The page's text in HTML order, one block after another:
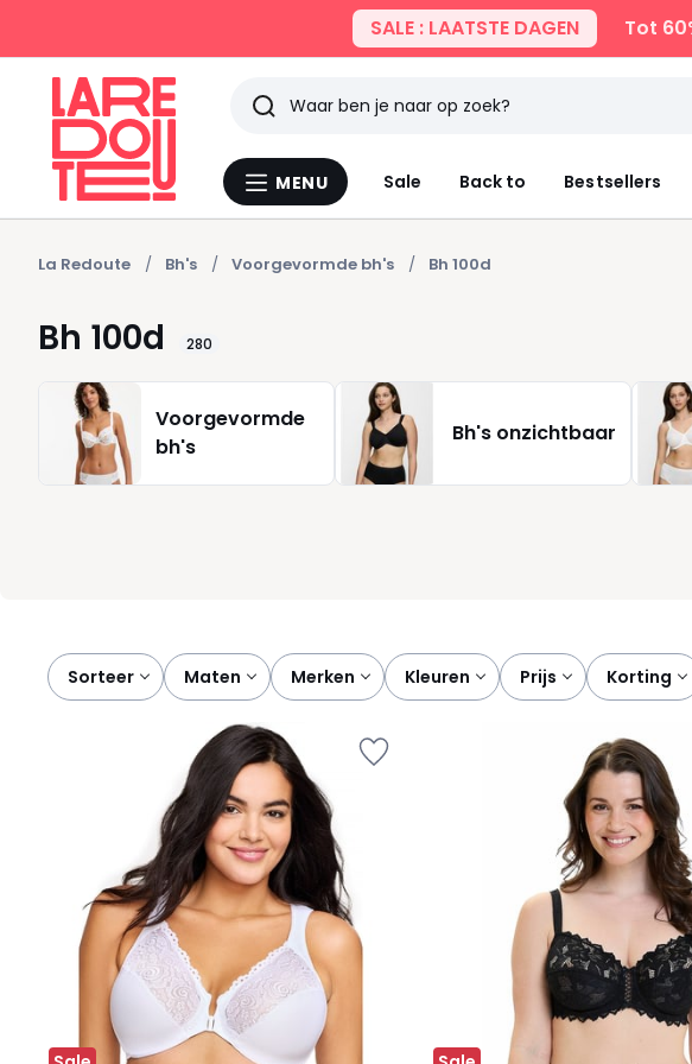
SALE : LAATSTE DAGEN Tot
Menu
MENU Sale Back to Bestsellers
Zoeken
Laatst
bekeken
La Redoute Bh's Voorgevormde bh's Bh 100d
Bh 100d 280
Voorgevormde
bh's
Bh's onzichtbaar
Sorteer
maten merken kleuren prijs korting